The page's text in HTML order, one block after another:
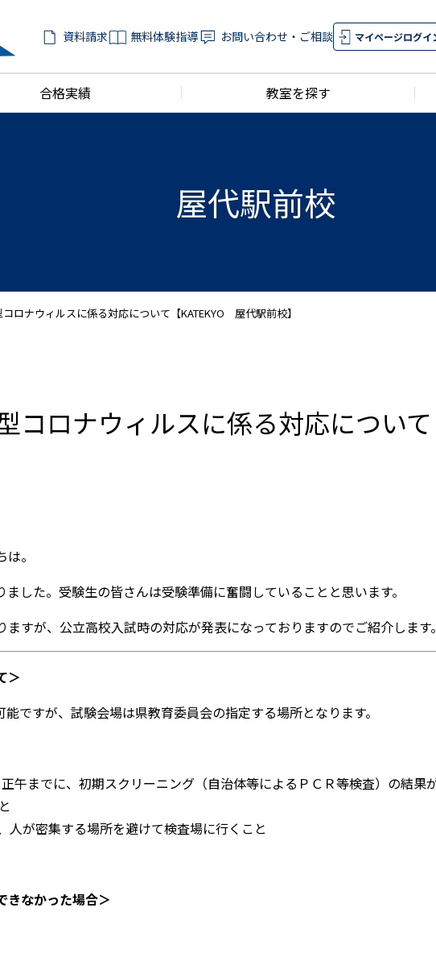
資料請求 無料体験指導 お問い合わせ・ご相談 マイページログイ
合格実績 教室を探す
屋代駅前校
ロナウィルスに係る対応について【KATEKYO 屋代駅前校】
ロナウィルスに係る対応につい
。
した。受験生の皆さんは受験準備に奮闘していることと思います。
すが、公立高校入試時の対応が発表になっておりますのでご紹介します。
＞
ですが、 試験会場は県教育委員会の指定する場所となります。
午までに、初期スクリーニング（自治体等によるＰＣＲ等検査）の結果
が密集する場所を避けて検査場に行くこと
きなかった場合＞